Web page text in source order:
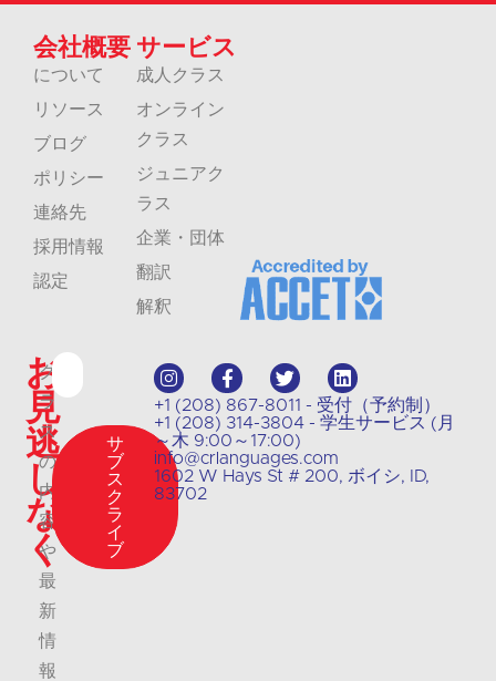
お
見
逃
し
な
く
ク
ラ
ス
の
内
容
や
最
新
情
報
サ
ブ
ス
ク
ラ
イ
ブ
+1 (208) 867-8011 - 受付（予約制）
+1 (208) 314-3804 - 学生サービス (月
～木 9:00～17:00)
info@crlanguages.com
1602 W Hays St # 200, ボイシ, ID,
83702
会社概要
について
リソース
ブログ
ポリシー
連絡先
採用情報
認定
サービス
成人クラス
オンライン
クラス
ジュニアク
ラス
企業・団体
翻訳
解釈